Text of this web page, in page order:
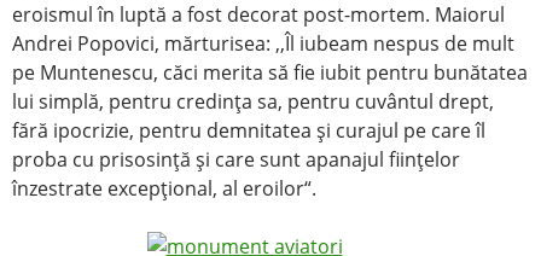
eroismul în luptă a fost decorat post-mortem. Maiorul
Andrei Popovici, mărturisea: ,,Îl iubeam nespus de mult
pe Muntenescu, căci merita să fie iubit pentru bunătatea
lui simplă, pentru credinţa sa, pentru cuvântul drept,
fără ipocrizie, pentru demnitatea şi curajul pe care îl
proba cu prisosinţă şi care sunt apanajul fiinţelor
înzestrate excepţional, al eroilor“.